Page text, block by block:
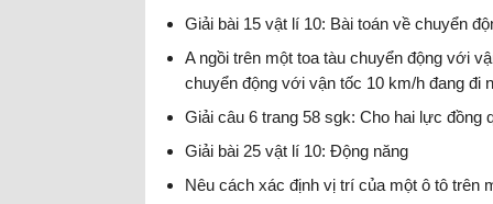
Giải bài 15 vật lí 10: Bài toán về chuyển
A ngồi trên một toa tàu chuyển động với
chuyển động với vận tốc 10 km/h đang đi
Giải câu 6 trang 58 sgk: Cho hai lực đồng
Giải bài 25 vật lí 10: Động năng
Nêu cách xác định vị trí của một ô tô trên